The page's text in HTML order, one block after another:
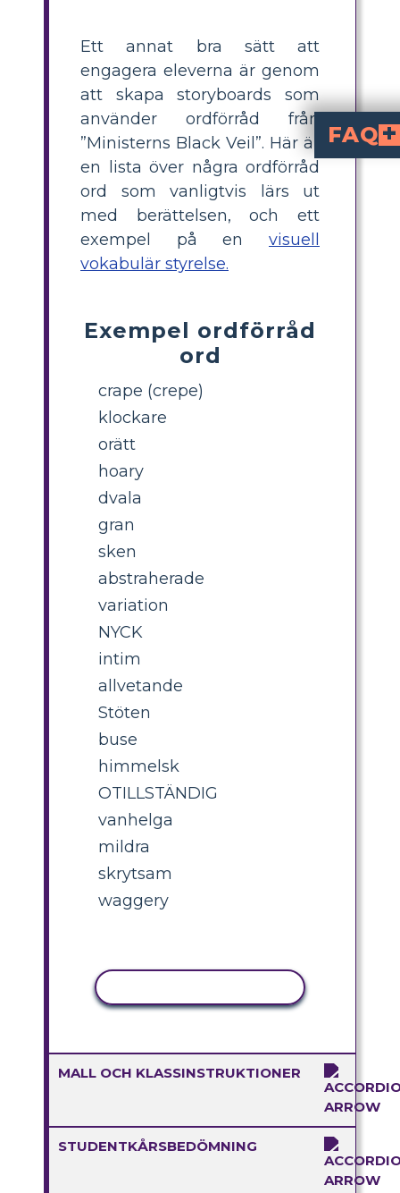
Ett annat bra sätt att
engagera eleverna är genom
att skapa storyboards som
använder ordförråd från
”Ministerns Black Veil”. Här är
en lista över några ordförråd
ord som vanligtvis lärs ut
med berättelsen, och ett
exempel på en visuell
vokabulär styrelse.
Exempel ordförråd
ord
crape (crepe)
klockare
orätt
hoary
dvala
gran
sken
abstraherade
variation
NYCK
intim
allvetande
Stöten
buse
himmelsk
OTILLSTÄNDIG
vanhelga
mildra
skrytsam
waggery
MALL OCH KLASSINSTRUKTIONER
STUDENTKÅRSBEDÖMNING
FAQ